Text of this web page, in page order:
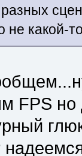
не какой-
FPS но